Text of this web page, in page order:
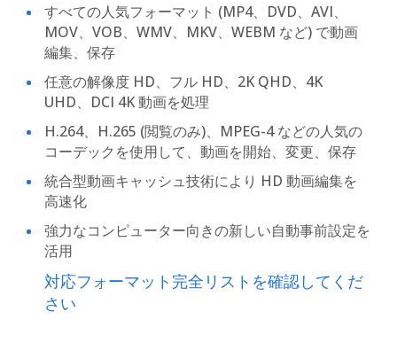
すべての人気フォーマット (MP4、DVD、AVI、
MOV、VOB、WMV、MKV、WEBM など) で動画
編集、保存
任意の解像度 HD、フル HD、2K QHD、4K
UHD、DCI 4K 動画を処理
H.264、H.265 (閲覧のみ)、MPEG-4 などの人気の
コーデックを使用して、動画を開始、変更、保存
統合型動画キャッシュ技術により HD 動画編集を
高速化
強力なコンピューター向きの新しい自動事前設定を
活用
対応フォーマット完全リストを確認してくだ
さい